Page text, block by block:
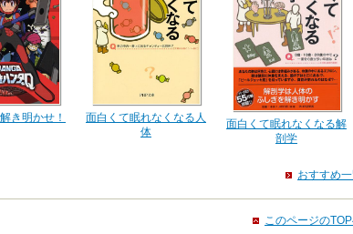
き明かせ！
面白くて眠れなくなる人
体
面白くて眠れなくなる解
剖学
おすすめ
このページの